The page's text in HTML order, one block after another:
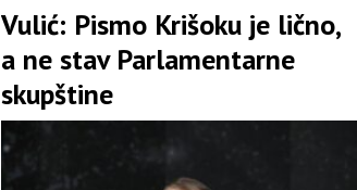
Vulić: Pismo Krišoku je lično,
a ne stav Parlamentarne
skupštine